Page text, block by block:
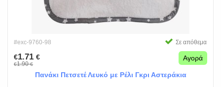
#exc-9760-98 Σε απόθεμα
€1.71 €
€1.90€
Αγορά
Πανάκι Πετσετέ Λευκό με Ρέλι Γκρι Αστεράκια